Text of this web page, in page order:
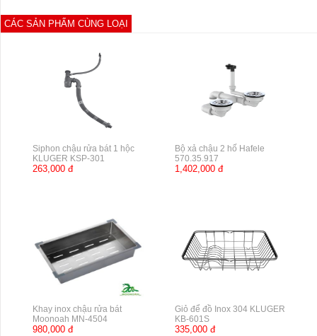
CÁC SẢN PHẨM CÙNG LOẠI
Siphon chậu rửa bát 1 hộc
KLUGER KSP-301
263,000 đ
Bộ xả chậu 2 hố Hafele
570.35.917
1,402,000 đ
Khay inox chậu rửa bát
Moonoah MN-4504
980,000 đ
Giỏ để đồ Inox 304 KLUGER
KB-601S
335,000 đ